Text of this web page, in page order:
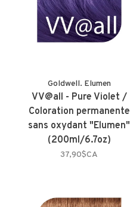
Goldwell. Elumen
VV@all - Pure Violet /
Coloration permanente
sans oxydant "Elumen"
(200ml/6.7oz)
37,90$CA